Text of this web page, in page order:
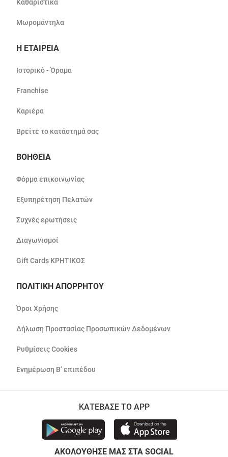
Καθαριστικά
Μωρομάντηλα
Η ΕΤΑΙΡΕΙΑ
Ιστορικό - Όραμα
Franchise
Καριέρα
Βρείτε το κατάστημά σας
ΒΟΗΘΕΙΑ
Φόρμα επικοινωνίας
Εξυπηρέτηση Πελατών
Συχνές ερωτήσεις
Διαγωνισμοί
Gift Cards ΚΡΗΤΙΚΟΣ
ΠΟΛΙΤΙΚΗ ΑΠΟΡΡΗΤΟΥ
Όροι Χρήσης
Δήλωση Προστασίας Προσωπικών Δεδομένων
Ρυθμίσεις Cookies
Ενημέρωση Β’ επιπέδου
ΚΑΤΕΒΑΣΕ ΤΟ APP
ΑΚΟΛΟΥΘΗΣΕ ΜΑΣ ΣΤΑ SOCIAL